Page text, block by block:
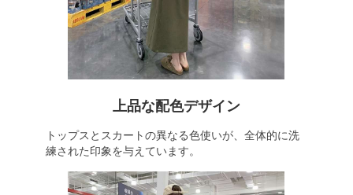
上品な配色デザイン
トップスとスカートの異なる色使いが、全体的に洗
練された印象を与えています。